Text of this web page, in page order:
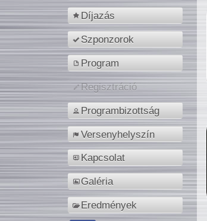
Díjazás
Szponzorok
Program
Regisztráció
Programbizottság
Versenyhelyszín
Kapcsolat
Galéria
Eredmények